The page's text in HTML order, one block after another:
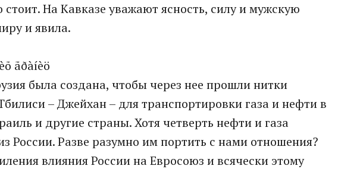
стоит. На Кавказе уважают ясность, силу и мужскую
и явила.
ãðà­íèö
была создана, чтобы через нее прошли нитки
– Джейхан – для транспортировки газа и нефти в
и другие страны. Хотя четверть нефти и газа
России. Разве разумно им портить с нами отношения?
влияния России на Евросоюз и всячески этому